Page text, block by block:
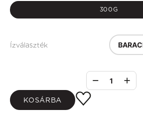
300G
Ízválaszték
1
KOSÁRBA